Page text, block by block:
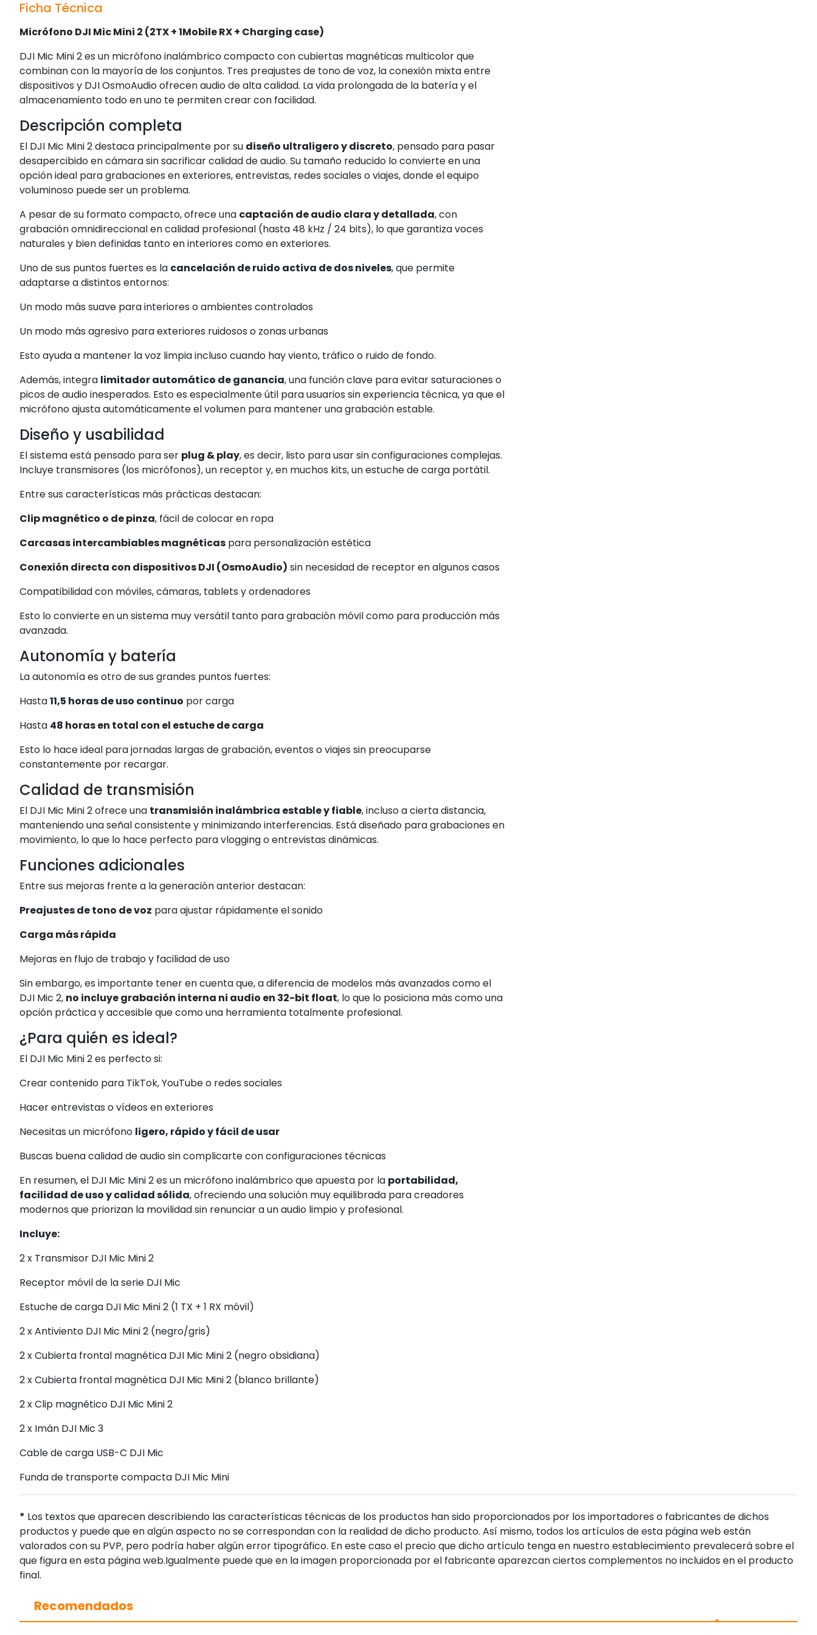
Ficha Técnica
Micrófono DJI Mic Mini 2 (2TX + 1Mobile RX + Charging case)
DJI Mic Mini 2 es un micrófono inalámbrico compacto con cubiertas magnéticas multicolor que
combinan con la mayoría de los conjuntos. Tres preajustes de tono de voz, la conexión mixta entre
dispositivos y DJI OsmoAudio ofrecen audio de alta calidad. La vida prolongada de la batería y el
almacenamiento todo en uno te permiten crear con facilidad.
Descripción completa
El DJI Mic Mini 2 destaca principalmente por su diseño ultraligero y discreto, pensado para pasar
desapercibido en cámara sin sacrificar calidad de audio. Su tamaño reducido lo convierte en una
opción ideal para grabaciones en exteriores, entrevistas, redes sociales o viajes, donde el equipo
voluminoso puede ser un problema.
A pesar de su formato compacto, ofrece una captación de audio clara y detallada, con
grabación omnidireccional en calidad profesional (hasta 48 kHz / 24 bits), lo que garantiza voces
naturales y bien definidas tanto en interiores como en exteriores.
Uno de sus puntos fuertes es la cancelación de ruido activa de dos niveles, que permite
adaptarse a distintos entornos:
Un modo más suave para interiores o ambientes controlados
Un modo más agresivo para exteriores ruidosos o zonas urbanas
Esto ayuda a mantener la voz limpia incluso cuando hay viento, tráfico o ruido de fondo.
Además, integra limitador automático de ganancia, una función clave para evitar saturaciones o
picos de audio inesperados. Esto es especialmente útil para usuarios sin experiencia técnica, ya que el
micrófono ajusta automáticamente el volumen para mantener una grabación estable.
Diseño y usabilidad
El sistema está pensado para ser plug & play, es decir, listo para usar sin configuraciones complejas.
Incluye transmisores (los micrófonos), un receptor y, en muchos kits, un estuche de carga portátil.
Entre sus características más prácticas destacan:
Clip magnético o de pinza, fácil de colocar en ropa
Carcasas intercambiables magnéticas para personalización estética
Conexión directa con dispositivos DJI (OsmoAudio) sin necesidad de receptor en algunos casos
Compatibilidad con móviles, cámaras, tablets y ordenadores
Esto lo convierte en un sistema muy versátil tanto para grabación móvil como para producción más
avanzada.
Autonomía y batería
La autonomía es otro de sus grandes puntos fuertes:
Hasta11,5 horas de uso continuo por carga
Hasta 48 horas en total con el estuche de carga
Esto lo hace ideal para jornadas largas de grabación, eventos o viajes sin preocuparse
constantemente por recargar.
Calidad de transmisión
El DJI Mic Mini 2 ofrece una transmisión inalámbrica estable y fiable, incluso a cierta distancia,
manteniendo una señal consistente y minimizando interferencias. Está diseñado para grabaciones en
movimiento, lo que lo hace perfecto para vlogging o entrevistas dinámicas.
Funciones adicionales
Entre sus mejoras frente a la generación anterior destacan:
Preajustes de tono de voz para ajustar rápidamente el sonido
Carga más rápida
Mejoras en flujo de trabajo y facilidad de uso
Sin embargo, es importante tener en cuenta que, a diferencia de modelos más avanzados como el
DJI Mic 2, no incluye grabación interna ni audio en 32-bit float, lo que lo posiciona más como una
opción práctica y accesible que como una herramienta totalmente profesional.
¿Para quién es ideal?
El DJI Mic Mini 2 es perfecto si:
Crear contenido para TikTok, YouTube o redes sociales
Hacer entrevistas o vídeos en exteriores
Necesitas un micrófono ligero, rápido y fácil de usar
Buscas buena calidad de audio sin complicarte con configuraciones técnicas
En resumen, el DJI Mic Mini 2 es un micrófono inalámbrico que apuesta por la portabilidad,
facilidad de uso y calidad sólida, ofreciendo una solución muy equilibrada para creadores
modernos que priorizan la movilidad sin renunciar a un audio limpio y profesional.
Incluye:
2 x Transmisor DJI Mic Mini 2
Receptor móvil de la serie DJI Mic
Estuche de carga DJI Mic Mini 2 (1 TX + 1 RX móvil)
2 x Antiviento DJI Mic Mini 2 (negro/gris)
2 x Cubierta frontal magnética DJI Mic Mini 2 (negro obsidiana)
2 x Cubierta frontal magnética DJI Mic Mini 2 (blanco brillante)
2 x Clip magnético DJI Mic Mini 2
2 x Imán DJI Mic 3
Cable de carga USB-C DJI Mic
Funda de transporte compacta DJI Mic Mini
* Los textos que aparecen describiendo las características técnicas de los productos han sido proporcionados por los importadores o fabricantes de dichos
productos y puede que en algún aspecto no se correspondan con la realidad de dicho producto. Así mismo, todos los artículos de esta página web están
valorados con su PVP, pero podría haber algún error tipográfico. En este caso el precio que dicho artículo tenga en nuestro establecimiento prevalecerá sobre el
que figura en esta página web.Igualmente puede que en la imagen proporcionada por el fabricante aparezcan ciertos complementos no incluidos en el producto
final.
Recomendados